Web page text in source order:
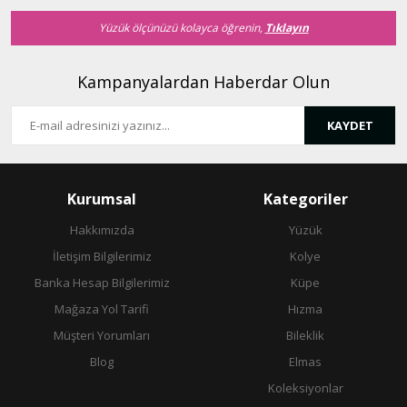
Bu ürüne benzer farklı alternatifler olmalı.
Yüzük ölçünüzü kolayca öğrenin, Tıklayın
Kampanyalardan Haberdar Olun
KAYDET
Kurumsal
Hakkımızda
İletişim Bilgilerimiz
Banka Hesap Bilgilerimiz
Mağaza Yol Tarifi
Müşteri Yorumları
Blog
Kategoriler
Yüzük
Kolye
Küpe
Hızma
Bileklik
Elmas
Koleksiyonlar